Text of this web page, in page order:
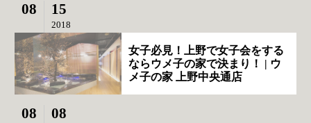
08 15
2018
女子必見！上野で女子会をする
ならウメ子の家で決まり！ | ウ
メ子の家 上野中央通店
08 08